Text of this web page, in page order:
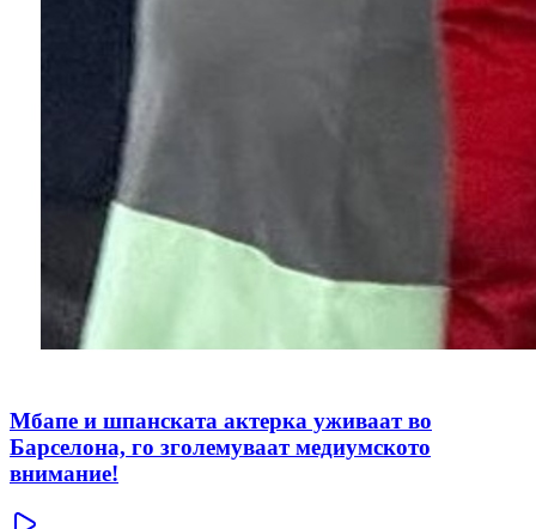
Мбапе и шпанската актерка уживаат во
Барселона, го зголемуваат медиумското
внимание!